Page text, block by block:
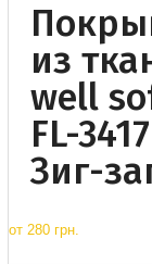
из
well
FL-3417
Зиг-
от 280 грн.